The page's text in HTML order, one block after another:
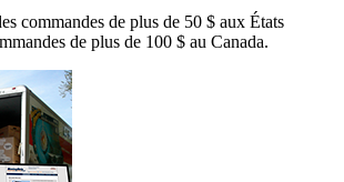
commandes de plus de 50 $ aux États
de plus de 100 $ au Canada.